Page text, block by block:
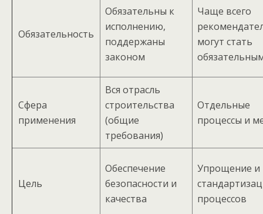
Обязательность
Обязательны к
исполнению,
поддержаны
законом
Чаще всего
могут стать
Сфера
применения
Вся отрасль
строительства
(общие
требования)
Отдельные
процессы и
Цель
Обеспечение
безопасности и
качества
Упрощение и
процессов